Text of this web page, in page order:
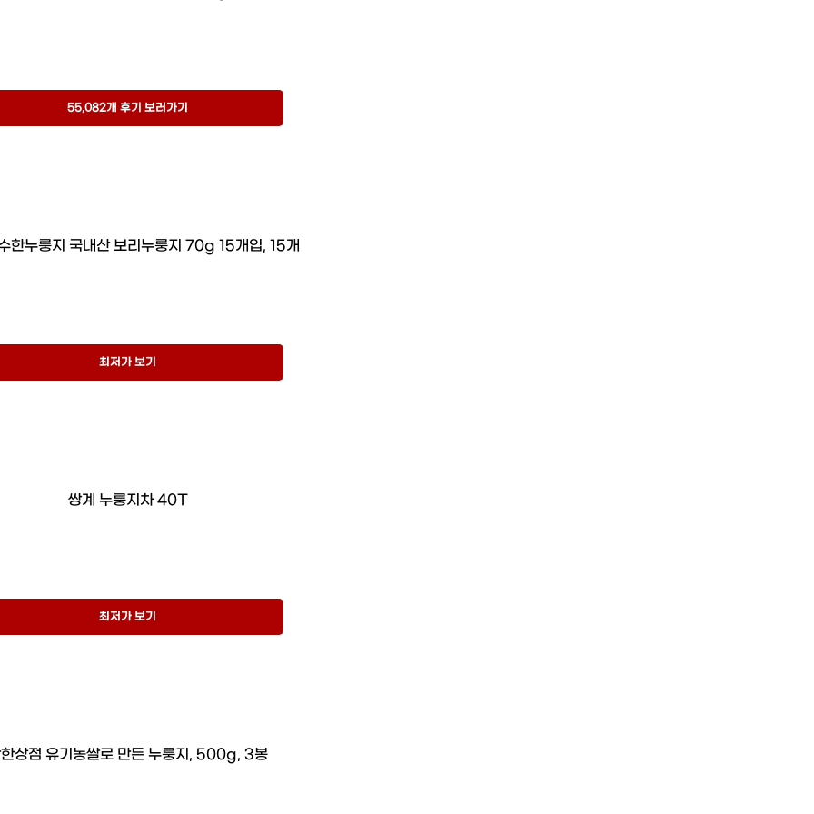
55,082개 후기 보러가기
한누룽지 국내산 보리누룽지 70g 15개입, 15개
최저가 보기
쌍계 누룽지차 40T
최저가 보기
상점 유기농쌀로 만든 누룽지, 500g, 3봉